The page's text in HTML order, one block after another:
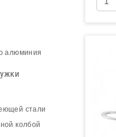
алюминия
стали
колбой